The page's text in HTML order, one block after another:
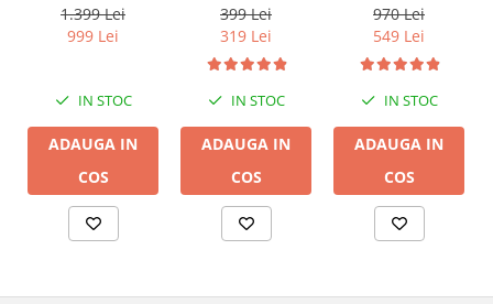
A50+, LAN /Wi-Fi
/Bluetooth,
1.399 Lei
999 Lei
IN STOC
ADAUGA IN
COS
399 Lei
319 Lei
IN STOC
ADAUGA IN
COS
A30+, LAN /Wi-Fi
/Bluetooth,
24bit/192kHz,
Multiroom
970 Lei
549 Lei
IN STOC
ADAUGA IN
COS